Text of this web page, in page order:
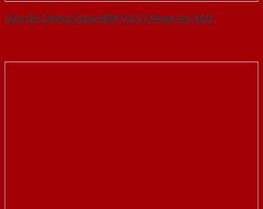
Cửa Gỗ Chống Cháy MDF O4-C1 Phào chi-SGD